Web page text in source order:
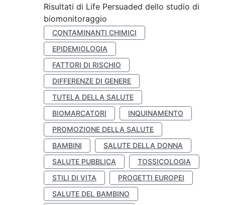
Risultati di Life Persuaded dello studio di
biomonitoraggio
CONTAMINANTI CHIMICI
EPIDEMIOLOGIA
FATTORI DI RISCHIO
DIFFERENZE DI GENERE
TUTELA DELLA SALUTE
BIOMARCATORI
INQUINAMENTO
PROMOZIONE DELLA SALUTE
BAMBINI
SALUTE DELLA DONNA
SALUTE PUBBLICA
TOSSICOLOGIA
STILI DI VITA
PROGETTI EUROPEI
SALUTE DEL BAMBINO